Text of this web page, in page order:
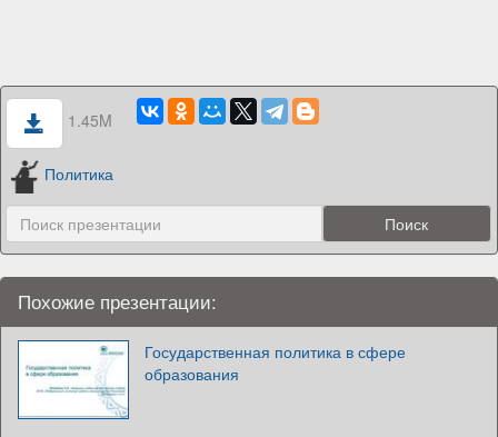
1.45M
Политика
Похожие презентации:
Государственная политика в сфере
образования